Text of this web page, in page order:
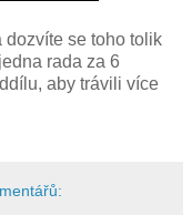
dozvíte se toho tolik
rada za 6
aby trávili více